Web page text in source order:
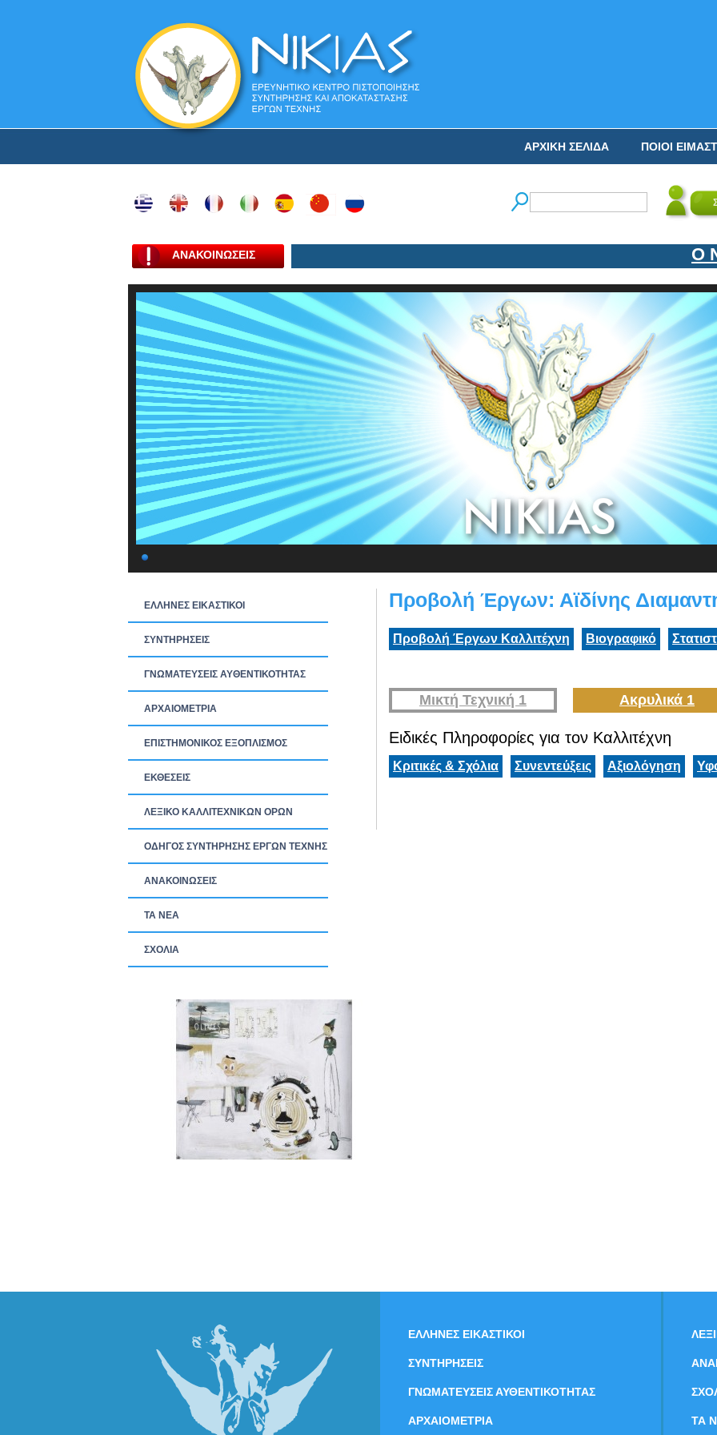
ΠΟΙΟΙ
ΑΡΧΙΚΗ ΣΕΛΙΔΑ
ΑΝΑΚΟΙΝΩΣΕΙΣ Ο
ΕΛΛΗΝΕΣ ΕΙΚΑΣΤΙΚΟΙ
ΣΥΝΤΗΡΗΣΕΙΣ
ΓΝΩΜΑΤΕΥΣΕΙΣ ΑΥΘΕΝΤΙΚΟΤΗΤΑΣ
ΑΡΧΑΙΟΜΕΤΡΙΑ
ΕΠΙΣΤΗΜΟΝΙΚΟΣ ΕΞΟΠΛΙΣΜΟΣ
ΕΚΘΕΣΕΙΣ
ΛΕΞΙΚΟ ΚΑΛΛΙΤΕΧΝΙΚΩΝ ΟΡΩΝ
ΟΔΗΓΟΣ ΣΥΝΤΗΡΗΣΗΣ ΕΡΓΩΝ ΤΕΧΝΗΣ
ΑΝΑΚΟΙΝΩΣΕΙΣ
ΤΑ ΝEΑ
ΣΧΟΛΙΑ
Προβολή Έργων: Αϊδίνης
Προβολή Έργων Καλλιτέχνη Βιογραφικό
Μικτή Τεχνική 1 Ακρυλικά 1
Ειδικές Πληροφορίες για τον Καλλιτέχνη
Κριτικές & Σχόλια Συνεντεύξεις Αξιολόγηση
ΕΛΛΗΝΕΣ ΕΙΚΑΣΤΙΚΟΙ
ΣΥΝΤΗΡΗΣΕΙΣ
ΓΝΩΜΑΤΕΥΣΕΙΣ ΑΥΘΕΝΤΙΚΟΤΗΤΑΣ
ΑΡΧΑΙΟΜΕΤΡΙΑ ΤΑ